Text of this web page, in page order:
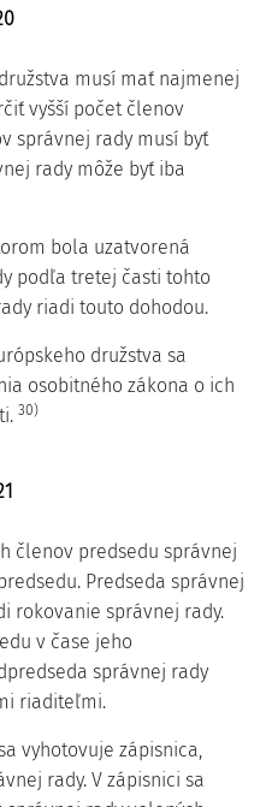
musí mať najmenej
vyšší počet členov
správnej rady musí byť
rady môže byť iba
bola uzatvorená
podľa tretej časti tohto
riadi touto dohodou.
družstva sa
osobitného zákona o ich
30)
členov predsedu správnej
Predseda správnej
rokovanie správnej rady.
v čase jeho
správnej rady
riaditeľmi.
vyhotovuje zápisnica,
rady. V zápisnici sa